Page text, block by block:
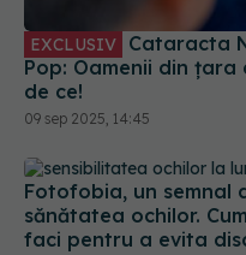
EXCLUSIV
Pop: Oamenii din țara
de ce!
09 sep 2025, 14:45
Fotofobia, un semnal
sănătatea ochilor.
faci pentru a evita